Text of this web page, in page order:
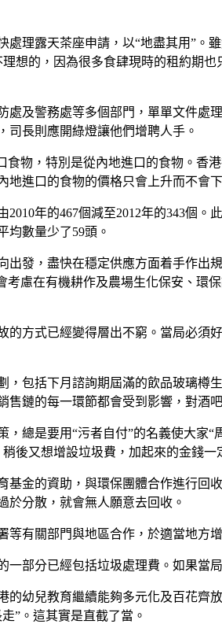
理露天茶座申請，以“地盡其用”。
想的，因為很多食肆現時的租約期
及警務處等多個部門，單單文件
司長則應開綠燈讓他們增聘人手。
物，特別是從內地進口的食物。
進口的食物的價格只會上升而不會下
年的467個減至2012年的343個
均數量少了59頭。
發，盡快在穩定供應方面着手作
慮在有機耕作及農場生化保安、
方式已經變得層出不窮。當局必
包括下月諮詢期屆滿的飲品玻璃
鏈的每一環節都會受到影響，對酒
總是要用“污者自付”的名義使大家
後又想增設垃圾費，加起來的金錢一
金的資助，與環保團體合作進行
於分散，就會無人願意去回收。
有關部門與地區合作，於適當地方
部分已經包括垃圾處理費。如果當
幼兒教育繼續能夠多元化及百花
”。這其實是直截了當。